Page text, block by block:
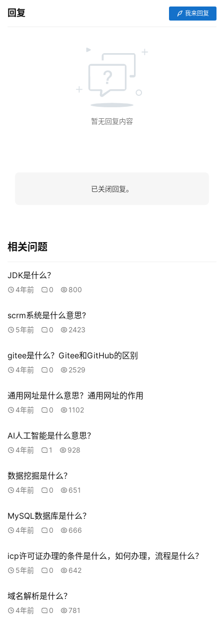
U
s
r
i
e
s
常
见
题
系
我
回复 我来回复
暂无回复内容
已关闭回复。
相关问题
JDK是什么？
4年前 0 800
scrm系统是什么意思?
5年前 0 2423
gitee是什么？Gitee和GitHub的区别
4年前 0 2529
通用网址是什么意思？通用网址的作用
4年前 0 1102
AI人工智能是什么意思？
4年前 1 928
数据挖掘是什么？
4年前 0 651
MySQL数据库是什么？
4年前 0 666
icp许可证办理的条件是什么，如何办理，流程是什么？
5年前 0 642
域名解析是什么？
4年前 0 781